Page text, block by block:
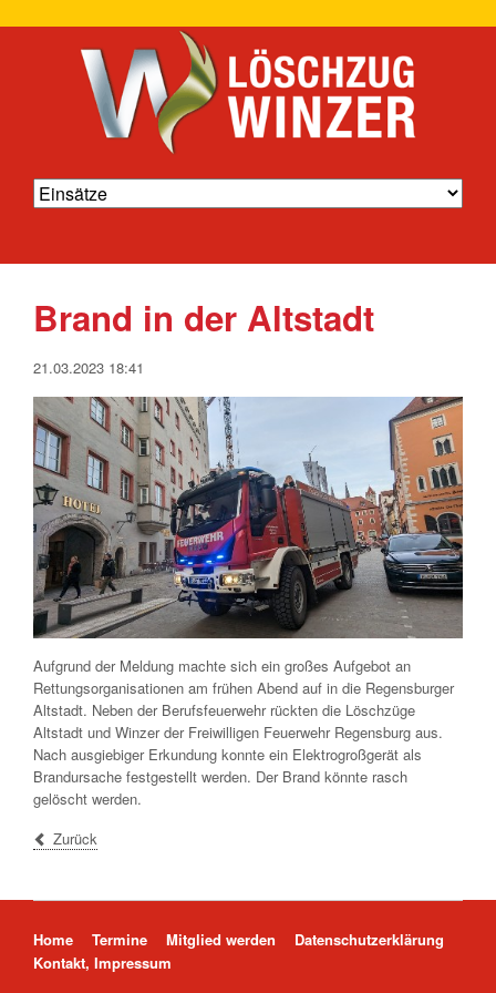
Brand in der Altstadt
21.03.2023 18:41
Aufgrund der Meldung machte sich ein großes Aufgebot an
Rettungsorganisationen am frühen Abend auf in die Regensburger
Altstadt. Neben der Berufsfeuerwehr rückten die Löschzüge
Altstadt und Winzer der Freiwilligen Feuerwehr Regensburg aus.
Nach ausgiebiger Erkundung konnte ein Elektrogroßgerät als
Brandursache festgestellt werden. Der Brand könnte rasch
gelöscht werden.
Zurück
Navigation überspringen
Home Termine Mitglied werden
Datenschutzerklärung
Kontakt, Impressum